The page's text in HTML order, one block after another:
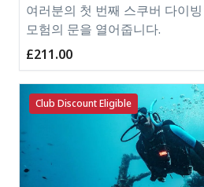
여러분의 첫 번째 스쿠버 다이
모험의 문을 열어줍니다.
£211.00
Club Discount Eligible